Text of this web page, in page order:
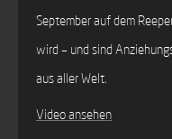
September auf dem
wird – und sind
aus aller Welt.
Video ansehen